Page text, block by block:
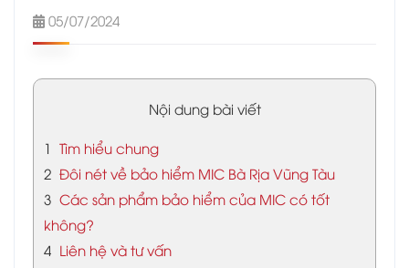
05/07/2024
Nội dung bài viết
1 Tìm hiểu chung
2 Đôi nét về bảo hiểm MIC Bà Rịa Vũng Tàu
3 Các sản phẩm bảo hiểm của MIC có tốt
không?
4 Liên hệ và tư vấn